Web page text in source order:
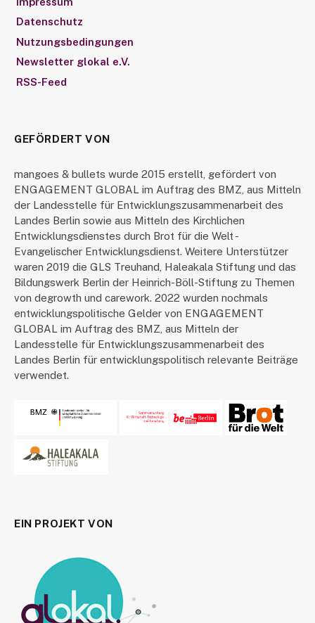
Datenschutz
Nutzungsbedingungen
Newsletter glokal e.V.
RSS-Feed
GEFÖRDERT VON
mangoes & bullets wurde 2015 erstellt, gefördert von
ENGAGEMENT GLOBAL im Auftrag des BMZ, aus Mitteln
der Landesstelle für Entwicklungszusammenarbeit des
Landes Berlin sowie aus Mitteln des Kirchlichen
Entwicklungsdienstes durch Brot für die Welt -
Evangelischer Entwicklungsdienst. Weitere Unterstützer
waren 2019 die GLS Treuhand, Haleakala Stiftung und das
Bildungswerk Berlin der Heinrich-Böll-Stiftung zu Themen
von degrowth und carework. 2022 wurden nochmals
entwicklungspolitische Gelder von ENGAGEMENT
GLOBAL im Auftrag des BMZ, aus Mitteln der
Landesstelle für Entwicklungszusammenarbeit des
Landes Berlin für entwicklungspolitisch relevante Beiträge
verwendet.
EIN PROJEKT VON